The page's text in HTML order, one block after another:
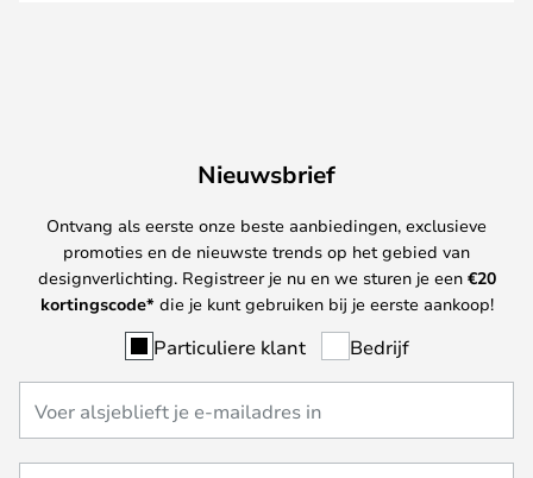
Nieuwsbrief
Ontvang als eerste onze beste aanbiedingen, exclusieve
promoties en de nieuwste trends op het gebied van
designverlichting. Registreer je nu en we sturen je een €20
kortingscode* die je kunt gebruiken bij je eerste aankoop!
Particuliere klant Bedrijf